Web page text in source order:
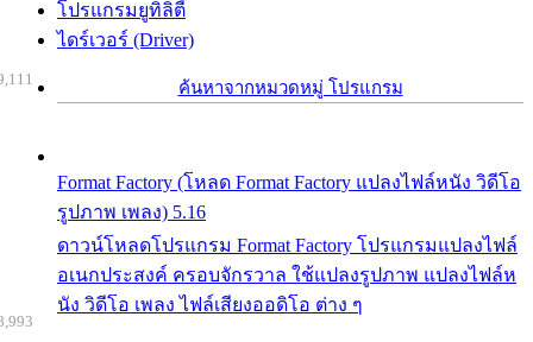
โปรแกรมยูทิลิตี้
ไดร์เวอร์ (Driver)
ค้นหาจากหมวดหมู่ โปรแกรม
Format Factory (โหลด Format Factory แปลงไฟล์หนัง วิดีโอ
รูปภาพ เพลง) 5.16
ดาวน์โหลดโปรแกรม Format Factory โปรแกรมแปลงไฟล์
อเนกประสงค์ ครอบจักรวาล ใช้แปลงรูปภาพ แปลงไฟล์ห
นัง วิดีโอ เพลง ไฟล์เสียงออดิโอ ต่าง ๆ